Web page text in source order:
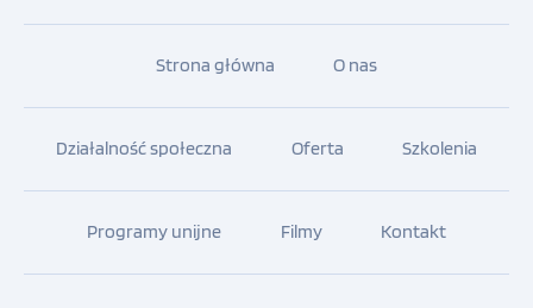
Strona główna O nas
Działalność społeczna Oferta Szkolenia
Programy unijne Filmy Kontakt